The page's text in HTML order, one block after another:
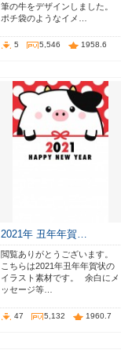
筆の牛をデザインしました。
ポチ袋のようなイメ…
5 5,546 1958.6
2021年 丑年年賀…
閲覧ありがとうございます。⠀
こちらは2021年丑年年賀状の
イラスト素材です。⠀余白にメ
ッセージ等…
47 5,132 1960.7